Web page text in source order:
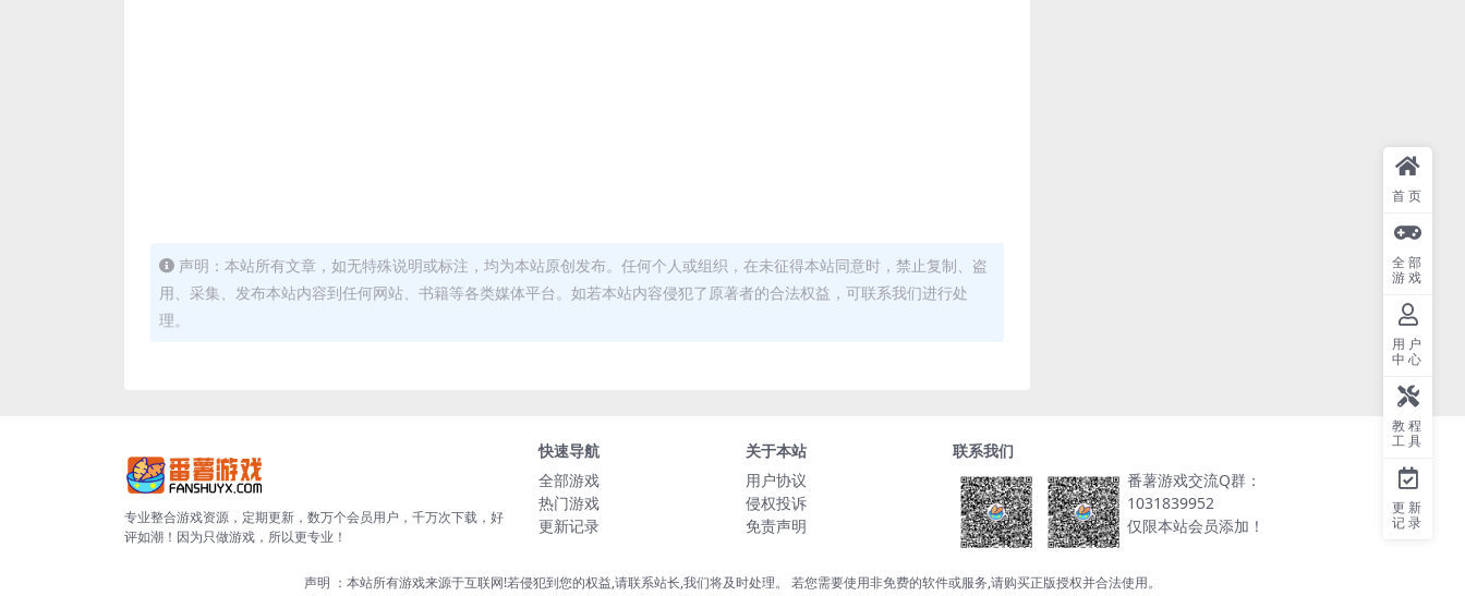
声明：本站所有文章，如无特殊说明或标注，均为本站原创发布。任何个人或组织，在未征得本站同意时，禁止复制、盗
用、采集、发布本站内容到任何网站、书籍等各类媒体平台。如若本站内容侵犯了原著者的合法权益，可联系我们进行处
理。
专业整合游戏资源，定期更新，数万个会员用户，千万次下载，好
评如潮！因为只做游戏，所以更专业！
快速导航
全部游戏
热门游戏
更新记录
关于本站
用户协议
侵权投诉
免责声明
联系我们
番薯游戏交流Q群：
1031839952
仅限本站会员添加！
声明 ：本站所有游戏来源于互联网!若侵犯到您的权益,请联系站长,我们将及时处理。 若您需要使用非免费的软件或服务,请购买正版授权并合法使用。
首页
全部
游戏
用户
中心
教程
工具
更新
记录